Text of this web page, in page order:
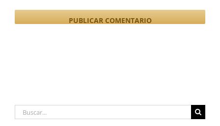
Buscar: